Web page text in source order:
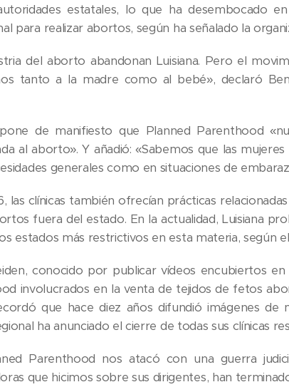
estatales, lo que ha desembocado en
para realizar abortos, según ha señalado la
del aborto abandonan Luisiana. Pero el
tanto a la madre como al bebé», declaró
de manifiesto que Planned Parenthood
al aborto». Y añadió: «Sabemos que las
generales como en situaciones de
las clínicas también ofrecían prácticas
fuera del estado. En la actualidad, Luisiana
estados más restrictivos en esta materia, según
conocido por publicar vídeos encubiertos
involucrados en la venta de tejidos de fetos
que hace diez años difundió imágenes de
ha anunciado el cierre de todas sus clínicas
Parenthood nos atacó con una guerra
que hicimos sobre sus dirigentes, han